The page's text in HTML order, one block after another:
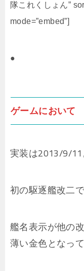
隊これくしょん”
mode=”embed”]
●
ゲームにおいて
実装は2013/9/11
初の駆逐艦改二
艦名表示が他の
薄い金色となって